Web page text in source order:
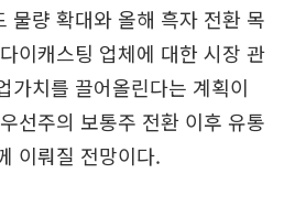
물량 확대와 올해 흑자 전환 목
이캐스팅 업체에 대한 시장 관
가치를 끌어올린다는 계획이
선주의 보통주 전환 이후 유통
이뤄질 전망이다.